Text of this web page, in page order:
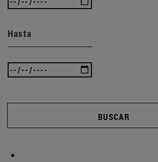
Hasta
BUSCAR